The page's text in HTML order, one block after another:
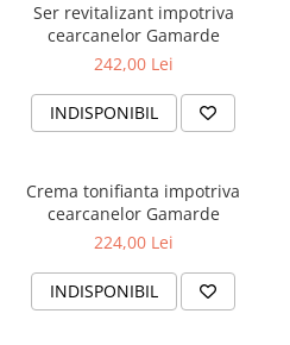
Ser revitalizant impotriva
cearcanelor Gamarde
242,00 Lei
INDISPONIBIL
Crema tonifianta impotriva
cearcanelor Gamarde
224,00 Lei
INDISPONIBIL